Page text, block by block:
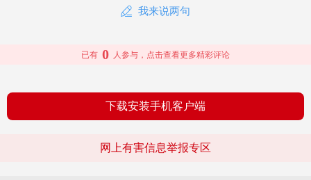
我来说两句
已有 0 人参与，点击查看更多精彩评论
下载安装手机客户端
网上有害信息举报专区